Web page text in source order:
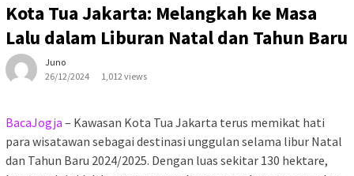
Kota Tua Jakarta: Melangkah ke Masa
Lalu dalam Liburan Natal dan Tahun Baru
Juno
26/12/2024
1,012 views
BacaJogja – Kawasan Kota Tua Jakarta terus memikat hati
para wisatawan sebagai destinasi unggulan selama libur Natal
dan Tahun Baru 2024/2025. Dengan luas sekitar 130 hektare,